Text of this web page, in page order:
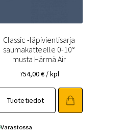
Classic -läpivientisarja
saumakatteelle 0-10°
musta Härmä Air
754,00€ / kpl
Tuotetiedot
Varastossa